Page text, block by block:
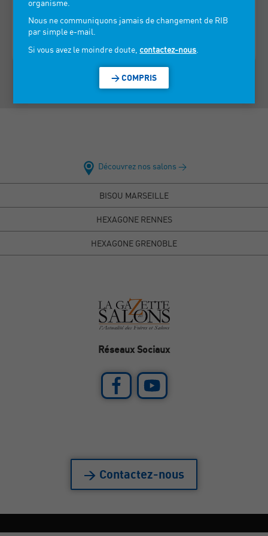
> VOIR LES INFORMATIONS DE CONTACT
Découvrez nos salons >
BISOU MARSEILLE
HEXAGONE RENNES
HEXAGONE GRENOBLE
Réseaux Sociaux
> Contactez-nous
organisme.
Nous ne communiquons jamais de changement de RIB
par simple e-mail.
Si vous avez le moindre doute, contactez-nous
> COMPRIS